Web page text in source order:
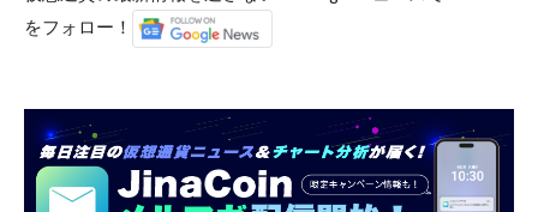
をフォロー！